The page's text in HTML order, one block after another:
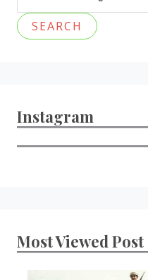
Instagram
Most Viewed Post